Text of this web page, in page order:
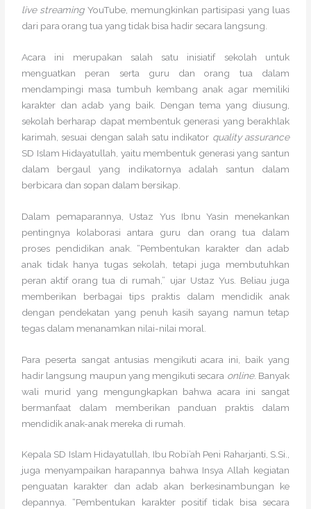
live streamingYouTube, memungkinkan partisipasi yang luas
dari para orang tua yang tidak bisa hadir secara langsung.
Acara ini merupakan salah satu inisiatif sekolah untuk
menguatkan peran serta guru dan orang tua dalam
mendampingi masa tumbuh kembang anak agar memiliki
karakter dan adab yang baik. Dengan tema yang diusung,
sekolah berharap dapat membentuk generasi yang berakhlak
karimah, sesuai dengan salah satu indikator quality assurance
SD Islam Hidayatullah, yaitu membentuk generasi yang santun
dalam bergaul yang indikatornya adalah santun dalam
berbicara dan sopan dalam bersikap.
Dalam pemaparannya, Ustaz Yus Ibnu Yasin menekankan
pentingnya kolaborasi antara guru dan orang tua dalam
proses pendidikan anak. “Pembentukan karakter dan adab
anak tidak hanya tugas sekolah, tetapi juga membutuhkan
peran aktif orang tua di rumah,” ujar Ustaz Yus. Beliau juga
memberikan berbagai tips praktis dalam mendidik anak
dengan pendekatan yang penuh kasih sayang namun tetap
tegas dalam menanamkan nilai-nilai moral.
Para peserta sangat antusias mengikuti acara ini, baik yang
hadir langsung maupun yang mengikuti secara online. Banyak
wali murid yang mengungkapkan bahwa acara ini sangat
bermanfaat dalam memberikan panduan praktis dalam
mendidik anak-anak mereka di rumah.
Kepala SD Islam Hidayatullah, Ibu Robi’ah Peni Raharjanti, S.Si.,
juga menyampaikan harapannya bahwa Insya Allah kegiatan
penguatan karakter dan adab akan berkesinambungan ke
depannya. “Pembentukan karakter positif tidak bisa secara